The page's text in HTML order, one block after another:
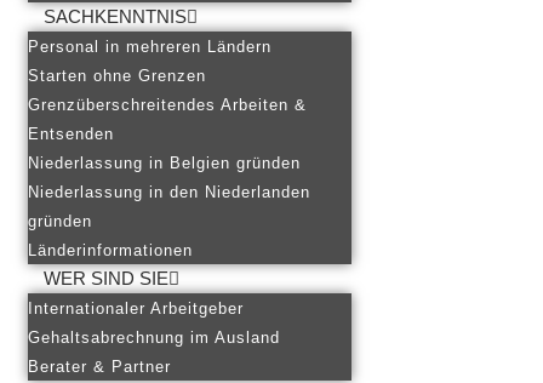
SACHKENNTNIS
Personal in mehreren Ländern
Starten ohne Grenzen
Grenzüberschreitendes Arbeiten &
Entsenden
Niederlassung in Belgien gründen
Niederlassung in den Niederlanden
gründen
Länderinformationen
WER SIND SIE
Internationaler Arbeitgeber
Gehaltsabrechnung im Ausland
Berater & Partner